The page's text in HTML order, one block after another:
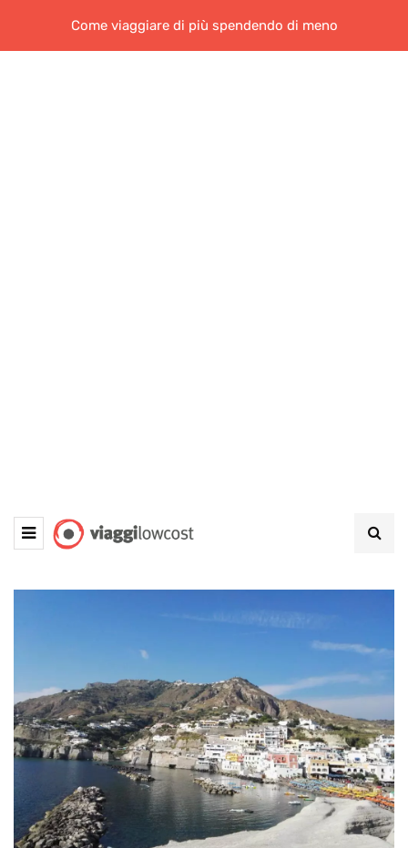
Come viaggiare di più spendendo di meno